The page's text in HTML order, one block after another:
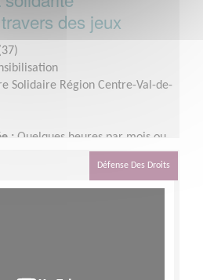
des jeux
Solidaire Région Centre-Val-de-
: Quelques heures par mois ou
Défense Des Droits